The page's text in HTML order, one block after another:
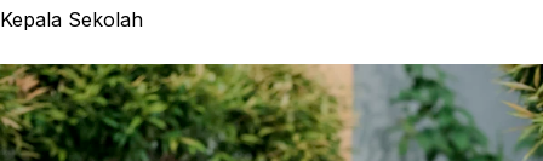
Kepala Sekolah